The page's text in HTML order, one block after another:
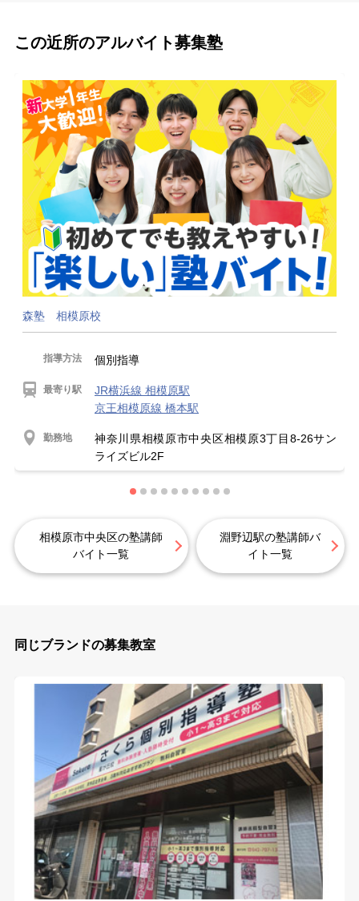
この近所のアルバイト募集塾
森塾 相模原校
指導方法 個別指導
最寄り駅
JR横浜線 相模原駅
京王相模原線 橋本駅
勤務地
神奈川県相模原市中央区相模原3丁目8-26サン
ライズビル2F
相模原市中央区の塾講師
バイト一覧
淵野辺駅の塾講師バ
イト一覧
同じブランドの募集教室